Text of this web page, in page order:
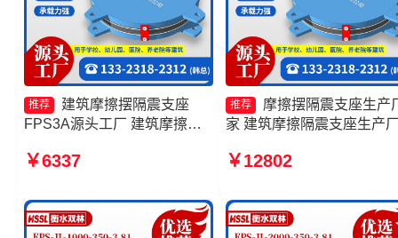
推荐
建筑摩擦摆隔震支座
FPS3A源头工厂 建筑摩擦摆
支座FPSII-4000-400-4.11
￥6337
推荐
摩擦摆隔震支座生产
家 建筑摩擦隔震支座生产
FPSII-10000-400-4.11厂家
300-3.48厂家
￥12802